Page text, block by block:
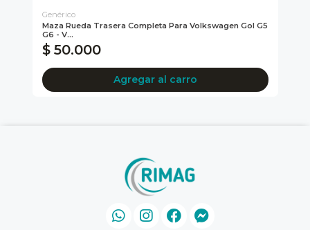
Genérico
Maza Rueda Trasera Completa Para Volkswagen Gol G5
G6 - V...
$ 50.000
Agregar al carro